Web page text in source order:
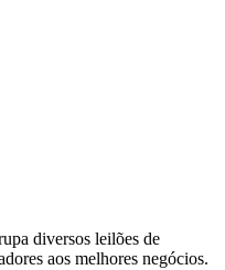
diversos leilões de
aos melhores negócios.